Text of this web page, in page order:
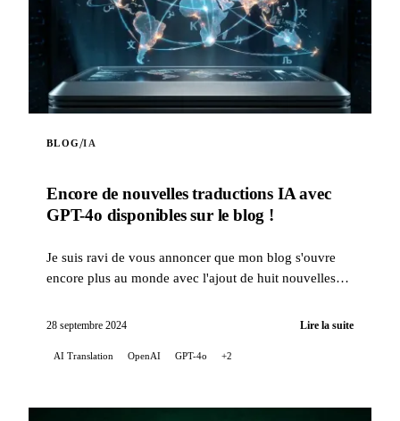
BLOG/IA
Encore de nouvelles traductions IA avec
GPT-4o disponibles sur le blog !
Je suis ravi de vous annoncer que mon blog s'ouvre
encore plus au monde avec l'ajout de huit nouvelles
artic...
28 septembre 2024 Lire la suite
AI Translation OpenAI GPT-4o +2